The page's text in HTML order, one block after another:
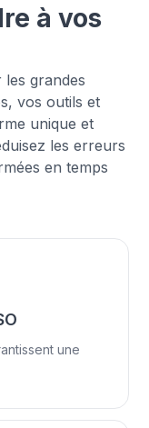
à vos
grandes
vos outils et
unique et
les erreurs
en temps
une